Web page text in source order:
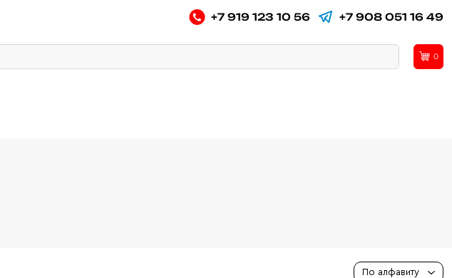
+7 919 123 10 56 +7 908 051 16 49
0
По алфавиту